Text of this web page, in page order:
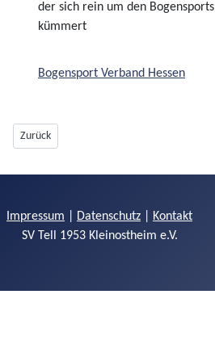
der sich rein um den Bogensports
kümmert
Bogensport Verband Hessen
Vorheriger Beitrag: Händler
Zurück
Impressum Datenschutz
Kontakt
SV Tell 1953 Kleinostheim e.V.